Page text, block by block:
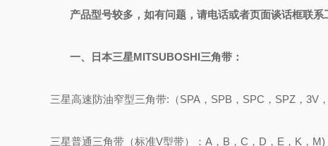
产品型号较多，如有问题，请电话或者页面谈话框联系
一、 日本三星MITSUBOSHI三角带：
三星高速防油窄型三角带: （SPA，SPB，SPC，SPZ，3V ，
三星普通三角带（标准V型带）：A，B，C，D，E，K，M)